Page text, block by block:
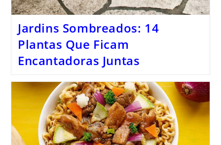
Jardins Sombreados: 14
Plantas Que Ficam
Encantadoras Juntas